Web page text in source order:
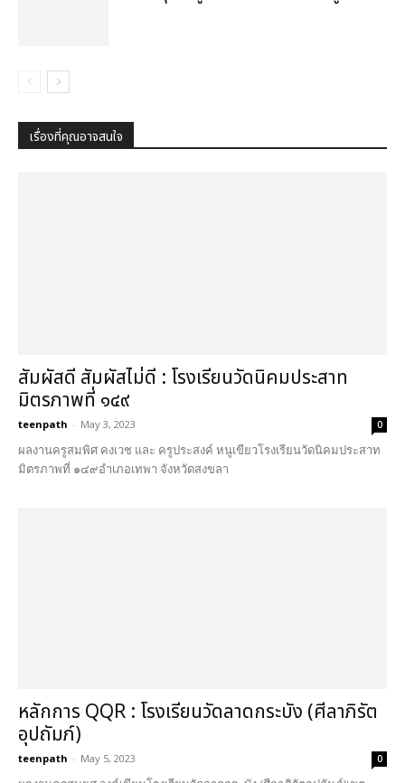
เรื่องที่คุณอาจสนใจ
สัมผัสดี สัมผัสไม่ดี : โรงเรียนวัดนิคมประสาท
มิตรภาพที่ ๑๔๙
teenpath - May 3, 2023 0
ผลงานครูสมพิศ คงเวช และ ครูประสงค์ หนูเขียวโรงเรียนวัดนิคมประสาท
มิตรภาพที่ ๑๔๙อำเภอเทพา จังหวัดสงขลา
หลักการ QQR : โรงเรียนวัดลาดกระบัง (ศีลาภิรัต
อุปถัมภ์)
teenpath - May 5, 2023 0